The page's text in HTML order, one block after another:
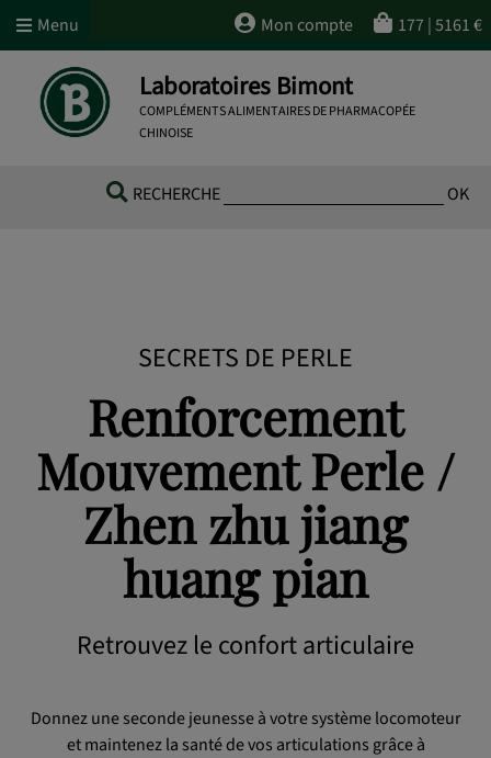
Laboratoires Bimont
COMPLÉMENTS ALIMENTAIRES DE PHARMACOPÉE
CHINOISE
RECHERCHE OK
SECRETS DE PERLE
Renforcement
Mouvement Perle /
Zhen zhu jiang
huang pian
Retrouvez le confort articulaire
Donnez une seconde jeunesse à votre système locomoteur
et maintenez la santé de vos articulations grâce à
Menu Mon compte 177|5161€